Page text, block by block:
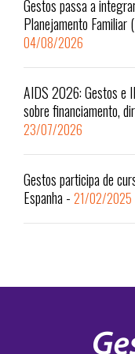
Gestos passa a
Planejamento Familiar
04/08/2026
AIDS 2026: Gestos e
sobre financiamento,
23/07/2026
Gestos participa de
Espanha- 21/02/2025